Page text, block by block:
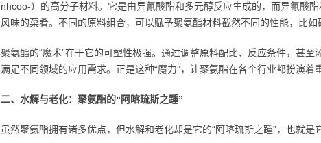
nhcoo-）的高分子材料。它是由异氰酸酯和多元醇反应生成的，而异氰酸
风味的菜肴。不同的原料组合，可以赋予聚氨酯材料截然不同的性能，比如
聚氨酯的“魔术”在于它的可塑性极强。通过调整原料配比、反应条件，甚
满足不同领域的应用需求。正是这种“魔力”，让聚氨酯在各个行业都扮演着
二、水解与老化：聚氨酯的“阿喀琉斯之踵”
虽然聚氨酯拥有诸多优点，但水解和老化却是它的“阿喀琉斯之踵”，也就是